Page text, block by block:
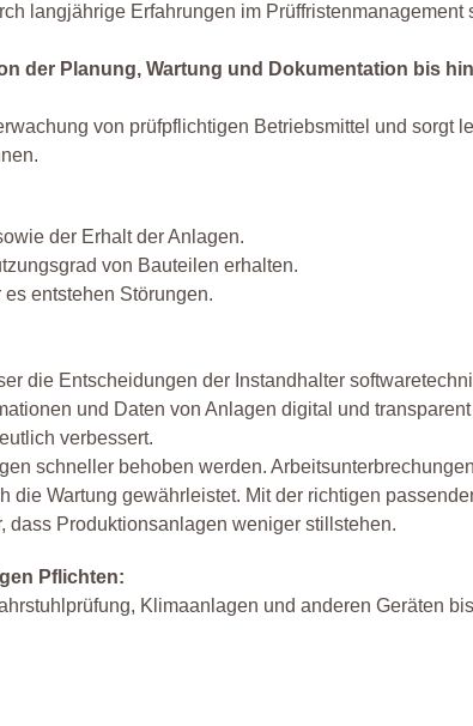
langjährige Erfahrungen im Prüffristenmanagement
der Planung, Wartung und Dokumentation bis
von prüfpflichtigen Betriebsmittel und sorgt
der Erhalt der Anlagen.
von Bauteilen erhalten.
entstehen Störungen.
die Entscheidungen der Instandhalter
und Daten von Anlagen digital und
verbessert.
schneller behoben werden.
die Wartung gewährleistet. Mit der richtigen
dass Produktionsanlagen weniger stillstehen.
Pflichten:
Klimaanlagen und anderen Geräten